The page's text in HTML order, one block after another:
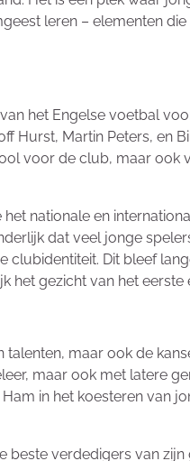
leren – elementen
het Engelse voetbal
Hurst, Martin Peters, en
voor de club, maar
nationale en
dat veel jonge
Dit bleef
het gezicht van het eerste
maar ook de
maar ook met latere
in het koesteren van
verdedigers van